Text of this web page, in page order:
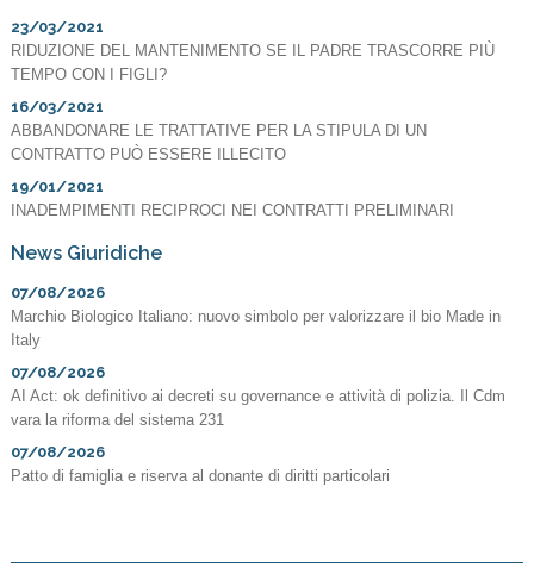
23/03/2021
RIDUZIONE DEL MANTENIMENTO SE IL PADRE TRASCORRE PIÙ
TEMPO CON I FIGLI?
16/03/2021
ABBANDONARE LE TRATTATIVE PER LA STIPULA DI UN
CONTRATTO PUÒ ESSERE ILLECITO
19/01/2021
INADEMPIMENTI RECIPROCI NEI CONTRATTI PRELIMINARI
News Giuridiche
07/08/2026
Marchio Biologico Italiano: nuovo simbolo per valorizzare il bio Made in
Italy
07/08/2026
AI Act: ok definitivo ai decreti su governance e attività di polizia. Il Cdm
vara la riforma del sistema 231
07/08/2026
Patto di famiglia e riserva al donante di diritti particolari